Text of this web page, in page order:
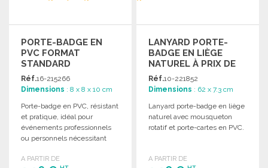
PORTE-BADGE EN
PVC FORMAT
STANDARD
Réf.16-215266
Dimensions : 8 x 8 x 10 cm
Porte-badge en PVC, résistant
et pratique, idéal pour
événements professionnels
ou personnels nécessitant
A PARTIR DE
LANYARD PORTE-
BADGE EN LIÈGE
NATUREL À PRIX DE
GROS
Réf.10-221852
Dimensions : 62 x 7.3 cm
Lanyard porte-badge en liège
naturel avec mousqueton
rotatif et porte-cartes en PVC.
A PARTIR DE